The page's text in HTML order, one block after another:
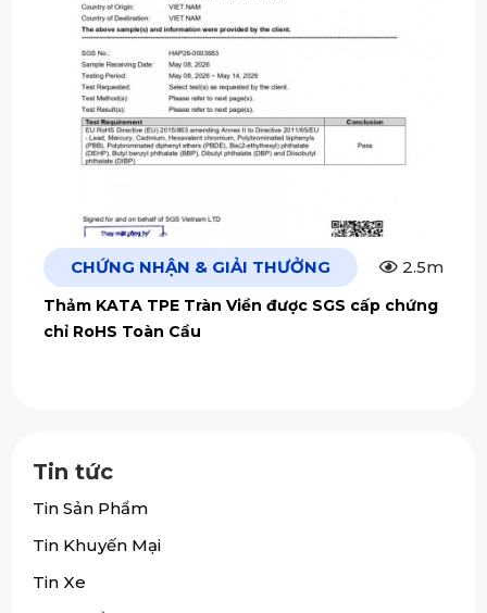
CHỨNG NHẬN & GIẢI THƯỞNG 2.5m
Thảm KATA TPE Tràn Viền được SGS cấp chứng
chỉ RoHS Toàn Cầu
Tin tức
Tin Sản Phẩm
Tin Khuyến Mại
Tin Xe